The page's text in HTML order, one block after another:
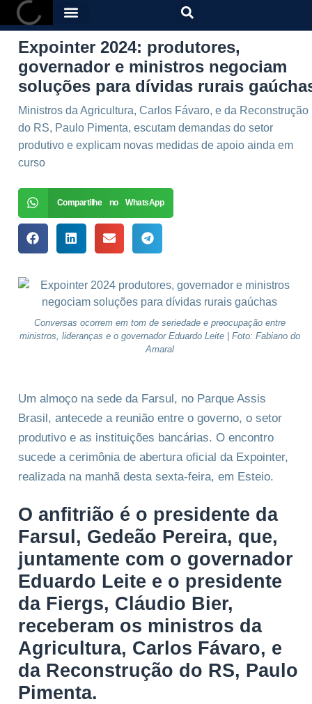
Expointer 2024: produtores,
governador e ministros negociam
soluções para dívidas rurais
Ministros da Agricultura, Carlos Fávaro, e da Reconstrução
do RS, Paulo Pimenta, escutam demandas do setor
produtivo e explicam novas medidas de apoio ainda em
curso
Compartilhe no WhatsApp
Conversas ocorrem em tom de seriedade e preocupação entre
ministros, lideranças e o governador Eduardo Leite | Foto: Fabiano do
Amaral
Um almoço na sede da Farsul, no Parque Assis
Brasil, antecede a reunião entre o governo, o setor
produtivo e as instituições bancárias. O encontro
sucede a cerimônia de abertura oficial da Expointer,
realizada na manhã desta sexta-feira, em Esteio.
O anfitrião é o presidente da
Farsul, Gedeão Pereira, que,
juntamente com o governador
Eduardo Leite e o presidente
da Fiergs, Cláudio Bier,
receberam os ministros da
Agricultura, Carlos Fávaro, e
da Reconstrução do RS, Paulo
Pimenta.